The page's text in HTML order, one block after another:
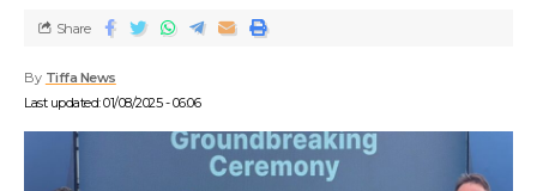
Last updated: 01/08/2025 - 06:06
By Tiffa News
Share